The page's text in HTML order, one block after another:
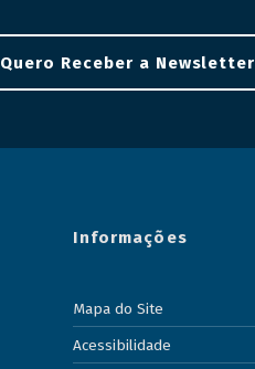
Quero Receber a Newsletter
Informações
Mapa do Site
Acessibilidade